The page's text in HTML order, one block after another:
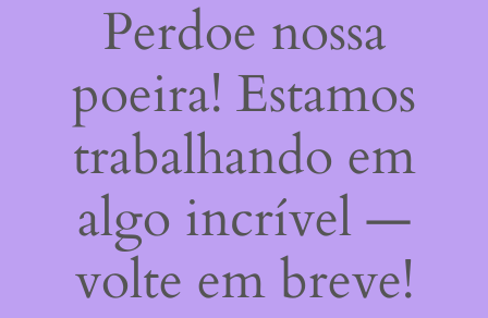
Perdoe nossa
poeira! Estamos
trabalhando em
algo incrível —
volte em breve!